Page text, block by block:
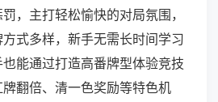
，主打轻松愉快的对局氛围，
式多样，新手无需长时间学习
能通过打造高番牌型体验竞技
翻倍、清一色奖励等特色机